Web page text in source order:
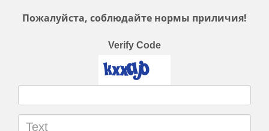
Пожалуйста, соблюдайте нормы приличия!
Verify Code